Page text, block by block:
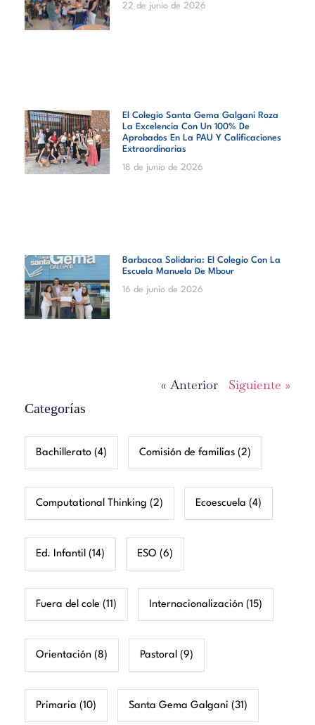
22 de junio de 2026
El Colegio Santa Gema Galgani Roza
La Excelencia Con Un 100% De
Aprobados En La PAU Y Calificaciones
Extraordinarias
18 de junio de 2026
Barbacoa Solidaria: El Colegio Con La
Escuela Manuela De Mbour
16 de junio de 2026
« Anterior Siguiente »
Categorías
Bachillerato (4) Comisión de familias (2)
Computational Thinking (2) Ecoescuela (4)
Ed. Infantil (14) ESO (6)
Fuera del cole (11) Internacionalización (15)
Orientación (8) Pastoral (9)
Primaria (10) Santa Gema Galgani (31)